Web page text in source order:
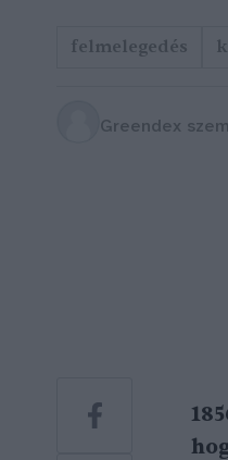
felmelegedés
Greendex